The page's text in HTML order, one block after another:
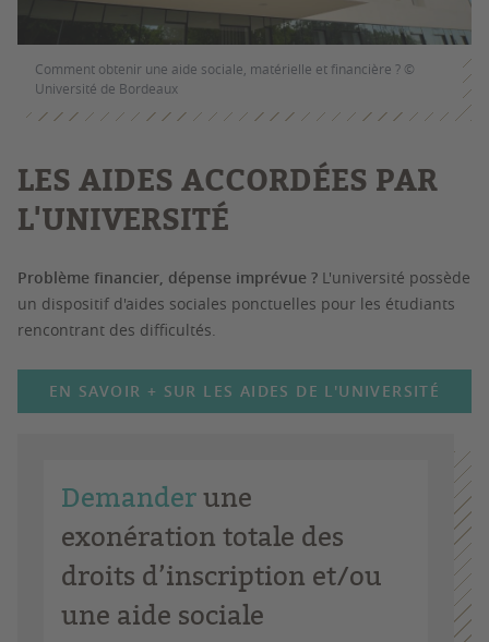
Comment obtenir une aide sociale, matérielle et financière ? ©
Université de Bordeaux
LES AIDES ACCORDÉES PAR
L'UNIVERSITÉ
Problème financier, dépense imprévue ? L'université possède
un dispositif d'aides sociales ponctuelles pour les étudiants
rencontrant des difficultés.
EN SAVOIR + SUR LES AIDES DE L'UNIVERSITÉ
Demanderune
exonération totale des
droits d’inscription et/ou
une aide sociale